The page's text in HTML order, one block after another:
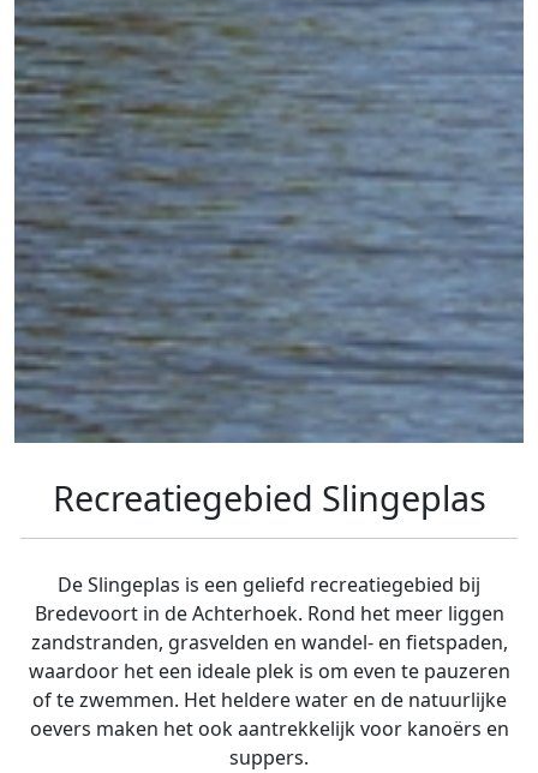
Recreatiegebied Slingeplas
De Slingeplas is een geliefd recreatiegebied bij
Bredevoort in de Achterhoek. Rond het meer liggen
zandstranden, grasvelden en wandel- en fietspaden,
waardoor het een ideale plek is om even te pauzeren
of te zwemmen. Het heldere water en de natuurlijke
oevers maken het ook aantrekkelijk voor kanoërs en
suppers.